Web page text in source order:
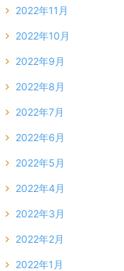
2022年11月
2022年10月
2022年9月
2022年8月
2022年7月
2022年6月
2022年5月
2022年4月
2022年3月
2022年2月
2022年1月